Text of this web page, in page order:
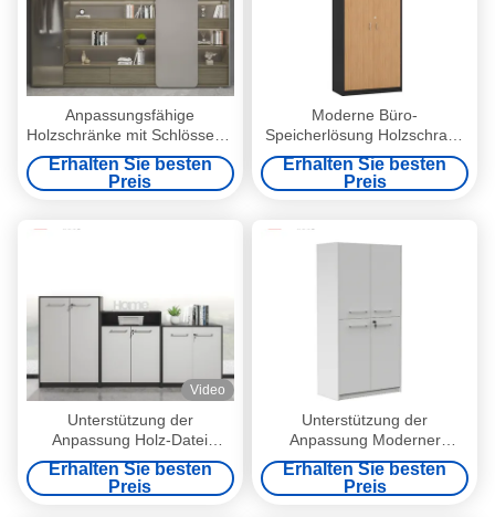
Anpassungsfähige
Holzschränke mit Schlössern,
Speicherschränke für Büro
von Myidea
Erhalten Sie besten
Preis
Moderne Büro-
Speicherlösung Holzschrank
für Dokumente und
Materialien 800*400*820
Standmaterial Verriegelbares
Erhalten Sie besten
Preis
Video
Unterstützung der
Anpassung Holz-Datei
Schrank für Büro Zuhause
Schlafzimmer Küche Schule
Lagerung Lösung
Erhalten Sie besten
Preis
Unterstützung der
Anpassung Moderner
minimalistischer
Multifunktions-Holz-Datei
Schrank Speicherlösung
Erhalten Sie besten
Preis